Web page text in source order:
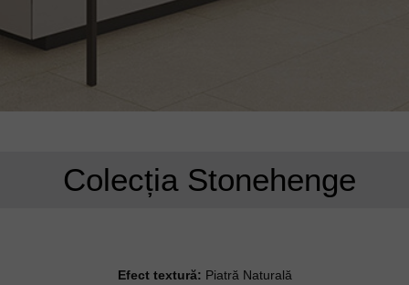
Colecția Stonehenge
Efect textură: Piatră Naturală